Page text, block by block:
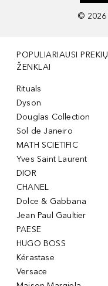
© 2026
POPULIARIAUSI PREKIŲ
ŽENKLAI
Rituals
Dyson
Douglas Collection
Sol de Janeiro
MATH SCIETIFIC
Yves Saint Laurent
DIOR
CHANEL
Dolce & Gabbana
Jean Paul Gaultier
PAESE
HUGO BOSS
Kérastase
Versace